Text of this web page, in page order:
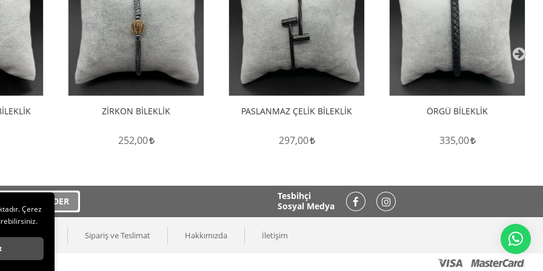
Hemen İncele
ZİRKON BİLEKLİK
252,00
Hemen İncele
PASLANMAZ ÇELİK BİLEKLİK
297,00
Hemen İncele
ÖRGÜ BİLEKLİK
335,00
GÖNDER
Tesbihçi
Sosyal Medya
ve Güvenlik Sipariş ve Teslimat Hakkımızda İletişim
Çerez